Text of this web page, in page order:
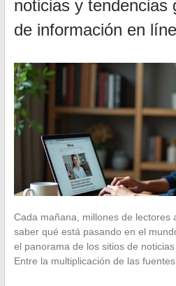
noticias y tendencias
de información en
Cada mañana, millones de lectores
saber qué está pasando en el
el panorama de los sitios de
Entre la multiplicación de las